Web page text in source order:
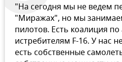
"На сегодня мы не ведем
"Миражах", но мы
пилотов. Есть коалиция
истребителям F-16. У нас
есть собственные